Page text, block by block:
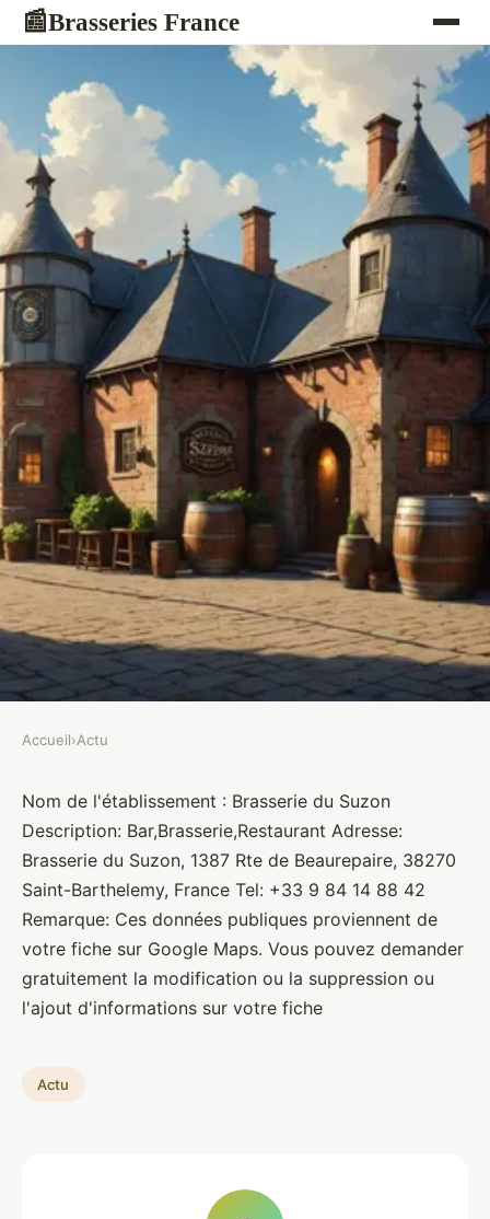
📰Brasseries France
Brasserie du Suzon
Brasseurs• 10 janvier 2022•1 min de lecture
Accueil›Actu
Nom de l'établissement : Brasserie du Suzon
Description: Bar,Brasserie,Restaurant Adresse:
Brasserie du Suzon, 1387 Rte de Beaurepaire, 38270
Saint-Barthelemy, France Tel: +33 9 84 14 88 42
Remarque: Ces données publiques proviennent de
votre fiche sur Google Maps. Vous pouvez demander
gratuitement la modification ou la suppression ou
l'ajout d'informations sur votre fiche
Actu